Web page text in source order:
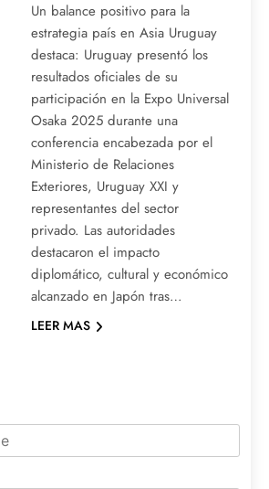
Un balance positivo para la
estrategia país en Asia Uruguay
destaca: Uruguay presentó los
resultados oficiales de su
participación en la Expo Universal
Osaka 2025 durante una
conferencia encabezada por el
Ministerio de Relaciones
Exteriores, Uruguay XXI y
representantes del sector
privado. Las autoridades
destacaron el impacto
diplomático, cultural y económico
alcanzado en Japón tras…
LEER MAS